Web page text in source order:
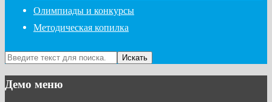
Олимпиады и конкурсы
Методическая копилка
Искать
Демо меню